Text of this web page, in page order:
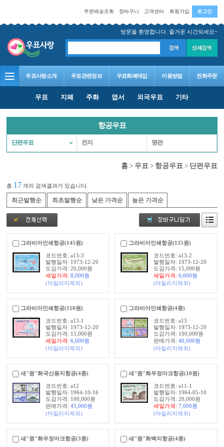
로그인
회원가입
고객센터
장바구니
주문배송조회
방문을 환영합니다. 즐거운 시간되세요~
우표사랑소개 우표관련정보 우표화폐매입 이용방법 전화주문
우표 지폐 주화 엽서 외국우표 기타
항공우표
단편우표 전지 명판
홈> 우표> 항공우표> 단편우표
최근발행순 최초발행순 낮은 가격순 높은 가격순
총 17 개의 검색결과가 있습니다.
그라비아인쇄항공(145원)
코드번호: a13-3
발행일자: 1973-12-20
도감가격: 20,000원
세일가격: 8,000원
(마일리지제외)
그라비아인쇄항공(135원)
코드번호: a13-2
발행일자: 1973-12-20
도감가격: 15,000원
세일가격: 6,000원
(마일리지제외)
그라비아인쇄항공(110원)
코드번호: a13-1
발행일자: 1973-12-20
도감가격: 15,000원
세일가격: 6,000원
(마일리지제외)
그라비아인쇄항공(4종)
코드번호: a13
발행일자: 1973-12-20
도감가격: 100,000원
판매가격: 40,000원
(마일리지제외)
새"원"화국산용지항공(4종)
코드번호: a12
발행일자: 1964-10-16
도감가격: 100,000원
판매가격: 45,000원
(마일리지제외)
새"원"화우정마크항공(10원)
코드번호: a11-1
발행일자: 1964-05-10
도감가격: 20,000원
세일가격: 7,000원
(마일리지제외)
새"원"화우정마크항공(3종) 새"원"화백지항공(4종)